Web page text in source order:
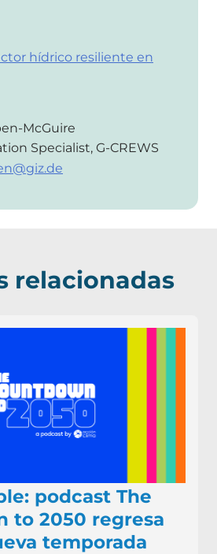
hídrico resiliente en
McGuire
Specialist, G-CREWS
relacionadas
podcast The
to 2050 regresa
temporada